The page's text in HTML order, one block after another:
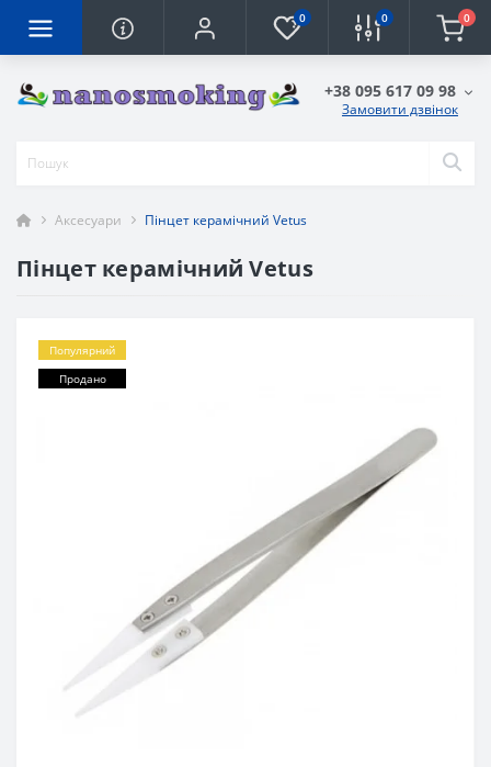
0 0 0
+38 095 617 09 98
Замовити дзвінок
Аксесуари Пінцет керамічний Vetus
Пінцет керамічний Vetus
Популярний
Продано